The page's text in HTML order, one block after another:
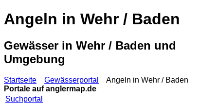
Angeln in Wehr / Baden
Gewässer in Wehr / Baden und
Umgebung
Startseite Gewässerportal
Angeln in Wehr / Baden
Portale aufanglermap.de
Suchportal